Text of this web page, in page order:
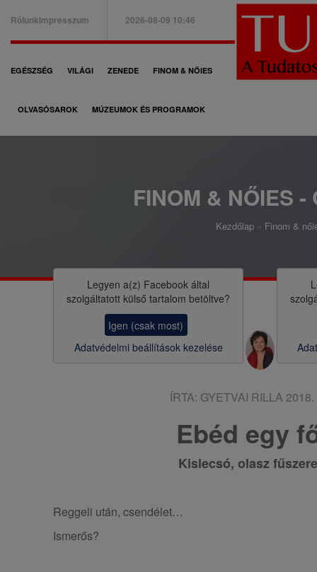
B
a
e
n
RólunkImpresszum 2026-08-09 10:46
F
ő
i
EGÉSZSÉG VILÁGI ZENEDE FINOM & NŐIES
OLVASÓSAROK MÚZEUMOK ÉS PROGRAMOK
FINOM & NŐIES -
o
Kezdőlap Finom &
Legyen a(z) Facebook által
szolgáltatott külső tartalom betöltve?
Igen (csak most)
Adatvédelmi beállítások kezelése
ÍRTA: GYETVAI RILLA
Ebéd egy
Kislecsó, olasz
Reggeli után, csendélet…
Ismerős?